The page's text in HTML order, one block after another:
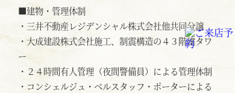
■建物・管理体制
・三井不動産レジデンシャル株式会社他共同分譲
・大成建設株式会社施工、制震構造の４３階建タワ
ー
・２４時間有人管理（夜間警備員）による管理体制
・コンシェルジュ・ベルスタッフ・ポーターによる